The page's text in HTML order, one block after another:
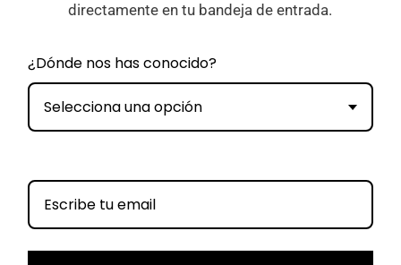
directamente en tu bandeja de entrada.
¿Dónde nos has conocido?
Selecciona una opción